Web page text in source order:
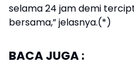
selama 24 jam demi
bersama,” jelasnya.(*)
BACA JUGA :